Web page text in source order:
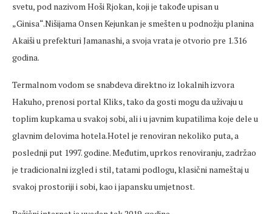
svetu, pod nazivom Hoši Rjokan, koji je takođe upisan u
„Ginisa“.Nišijama Onsen Kejunkan je smešten u podnožju planina
Akaiši u prefekturi Jamanashi, a svoja vrata je otvorio pre 1.316
godina.
Termalnom vodom se snabdeva direktno iz lokalnih izvora
Hakuho, prenosi portal Kliks, tako da gosti mogu da uživaju u
toplim kupkama u svakoj sobi, ali i u javnim kupatilima koje dele u
glavnim delovima hotela.Hotel je renoviran nekoliko puta, a
poslednji put 1997. godine. Međutim, uprkos renoviranju, zadržao
je tradicionalni izgled i stil, tatami podlogu, klasični nameštaj u
svakoj prostoriji i sobi, kao i japansku umjetnost.